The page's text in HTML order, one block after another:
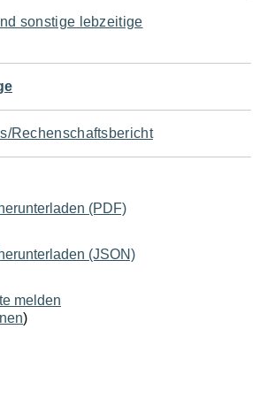
sonstige lebzeitige
Rechenschaftsbericht
(PDF)
(JSON)
melden
)